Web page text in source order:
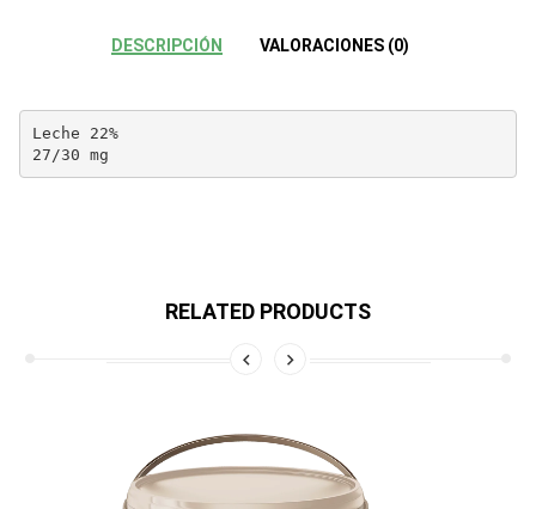
DESCRIPCIÓN VALORACIONES (0)
Leche 22%
27/30 mg
RELATED PRODUCTS